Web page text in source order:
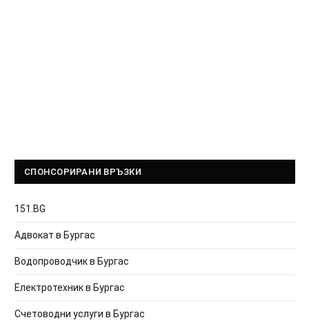
СПОНСОРИРАНИ ВРЪЗКИ
151.BG
Адвокат в Бургас
Водопроводчик в Бургас
Електротехник в Бургас
Счетоводни услуги в Бургас